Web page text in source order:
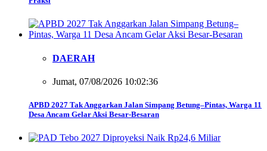
DAERAH
Jumat, 07/08/2026 10:02:36
APBD 2027 Tak Anggarkan Jalan Simpang Betung–Pintas, Warga 11
Desa Ancam Gelar Aksi Besar-Besaran